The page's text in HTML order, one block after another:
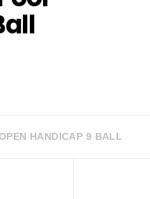
HANDICAP 9 BALL